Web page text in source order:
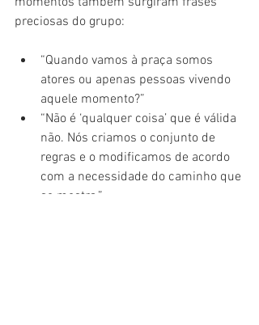
preciosas do grupo:
“Quando vamos à praça somos
atores ou apenas pessoas vivendo
aquele momento?”
“Não é ‘qualquer coisa’ que é válida
não. Nós criamos o conjunto de
regras e o modificamos de acordo
com a necessidade do caminho que
se mostra.”